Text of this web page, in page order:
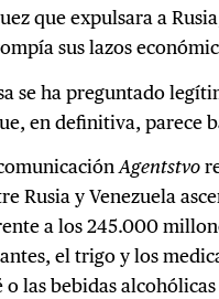
que expulsara a
sus lazos
se ha preguntado
en definitiva, parece
Agentstvo
Rusia y Venezuela
a los 245.000
el trigo y los
o las bebidas